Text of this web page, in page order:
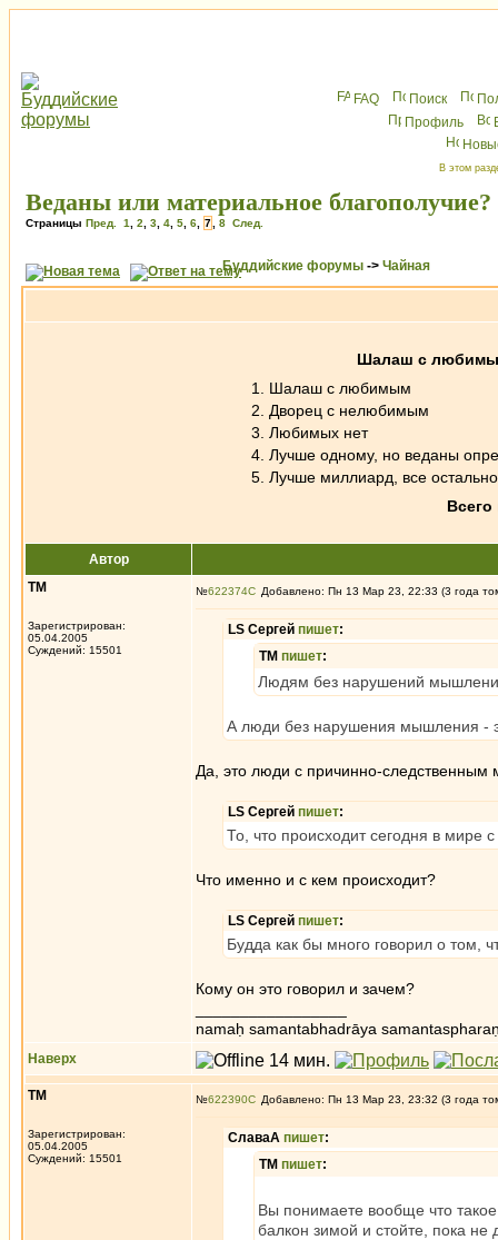
FAQ Поиск
Профиль
В этом
Веданы или материальное благополучие?
Страницы Пред. 1 2 3 4 5 6 7 8 След.
Буддийские форумы -> Чайная
Шалаш с
1. Шалаш с любимым
2. Дворец с нелюбимым
3. Любимых нет
4. Лучше одному, но веданы
5. Лучше миллиард, все
Автор
ТМ
Зарегистрирован:
05.04.2005
Суждений: 15501
№622374 Добавлено: Пн 13 Мар 23, 22:33 (3 года
LS Сергей пишет:
ТМ пишет:
Людям без нарушений мышления
А люди без нарушения мышления -
Да, это люди с причинно-
LS Сергей пишет:
То, что происходит сегодня в
Что именно и с кем происходит?
LS Сергей пишет:
Будда как бы много говорил о том,
Кому он это говорил и зачем?
namaḥ samantabhadrāya
Наверх
ТМ
Зарегистрирован:
05.04.2005
Суждений: 15501
№622390 Добавлено: Пн 13 Мар 23, 23:32 (3 года
СлаваА пишет:
ТМ пишет:
Вы понимаете вообще что
балкон зимой и стойте, пока